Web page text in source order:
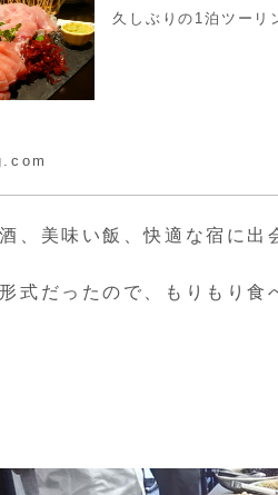
久しぶりの1泊ツーリ
、美味い飯、快適な宿に
式だったので、もりもり食